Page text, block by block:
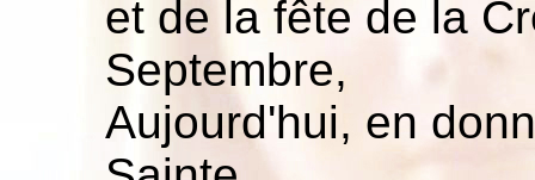
et de la fête de la
Septembre,
Aujourd'hui, en